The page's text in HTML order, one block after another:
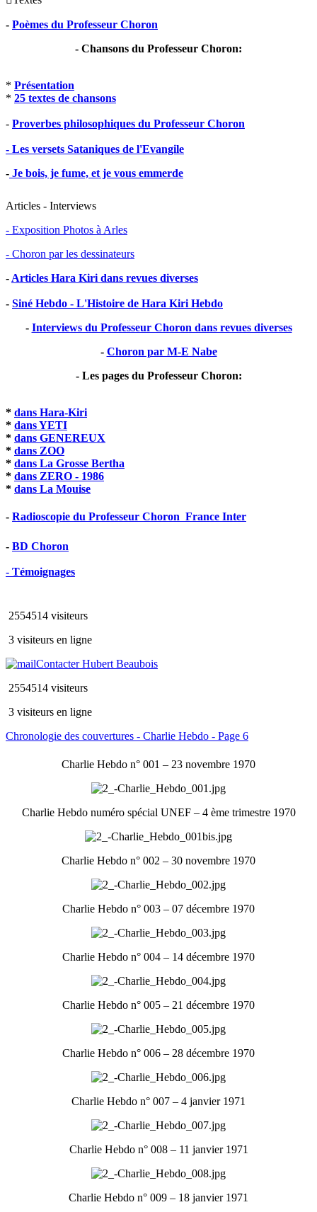
- Poèmes du Professeur Choron
- Chansons du Professeur Choron:
* Présentation
* 25 textes de chansons
- Proverbes philosophiques du Professeur Choron
- Les versets Sataniques de l'Evangile
- Je bois, je fume, et je vous emmerde
Articles - Interviews
- Exposition Photos à Arles
- Choron par les dessinateurs
- Articles Hara Kiri dans revues diverses
- Siné Hebdo - L'Histoire de Hara Kiri Hebdo
- Interviews du Professeur Choron dans revues diverses
- Choron par M-E Nabe
- Les pages du Professeur Choron:
* dans Hara-Kiri
* dans YETI
* dans GENEREUX
* dans ZOO
* dans La Grosse Bertha
* dans ZERO - 1986
* dans La Mouise
- Radioscopie du Professeur Choron  France Inter
- BD Choron
- Témoignages
2554514 visiteurs
3 visiteurs en ligne
Contacter Hubert Beaubois
2554514 visiteurs
3 visiteurs en ligne
Chronologie des couvertures - Charlie Hebdo - Page 6
Charlie Hebdo n° 001 – 23 novembre 1970
Charlie Hebdo numéro spécial UNEF – 4 ème trimestre 1970
Charlie Hebdo n° 002 – 30 novembre 1970
Charlie Hebdo n° 003 – 07 décembre 1970
Charlie Hebdo n° 004 – 14 décembre 1970
Charlie Hebdo n° 005 – 21 décembre 1970
Charlie Hebdo n° 006 – 28 décembre 1970
Charlie Hebdo n° 007 – 4 janvier 1971
Charlie Hebdo n° 008 – 11 janvier 1971
Charlie Hebdo n° 009 – 18 janvier 1971